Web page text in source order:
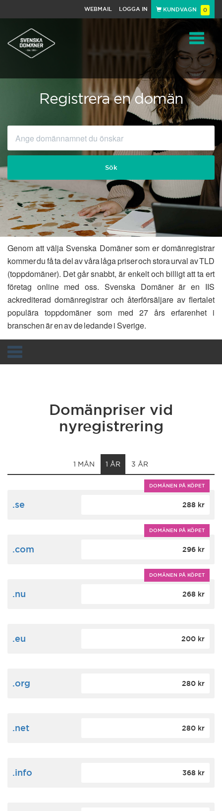
WEBMAIL LOGGA IN KUNDVAGN 0
Toggle
Registrera en domän
Sök
Genom att välja Svenska Domäner som er domänregistrar
kommer du få ta del av våra låga priser och stora urval av TLD
(toppdomäner). Det går snabbt, är enkelt och billigt att ta ert
företag online med oss. Svenska Domäner är en IIS
ackrediterad domänregistrar och återförsäljare av flertalet
populära toppdomäner som med 27 års erfarenhet i
branschen är en av de ledande i Sverige.
Domänpriser vid
nyregistrering
1 MÅN 1 ÅR 3 ÅR
DOMÄNEN PÅ KÖPET
.se 288 kr
DOMÄNEN PÅ KÖPET
.com 296 kr
DOMÄNEN PÅ KÖPET
.nu 268 kr
.eu 200 kr
.org 280 kr
.net 280 kr
.info 368 kr